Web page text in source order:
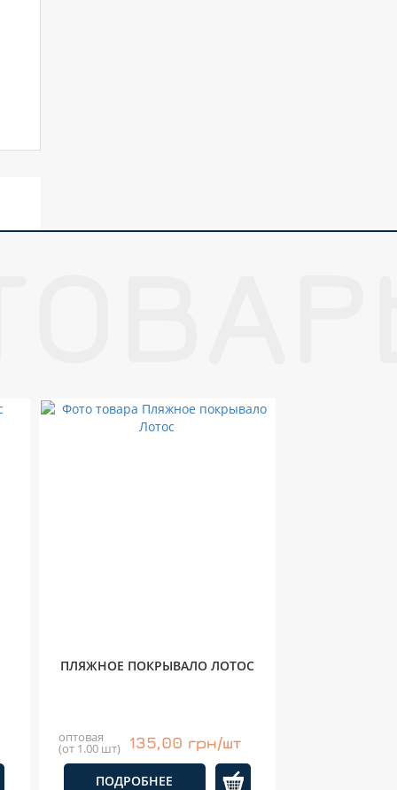
ПЛЯЖНОЕ ПОКРЫВАЛО ЛОТОС
оптовая
(от 1.00 шт) 135,00 грн/шт
ПОДРОБНЕЕ